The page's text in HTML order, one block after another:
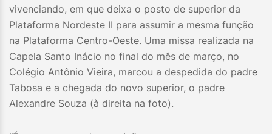
vivenciando, em que deixa o posto de superior da
Plataforma Nordeste II para assumir a mesma função
na Plataforma Centro-Oeste. Uma missa realizada na
Capela Santo Inácio no final do mês de março, no
Colégio Antônio Vieira, marcou a despedida do padre
Tabosa e a chegada do novo superior, o padre
Alexandre Souza (à direita na foto).